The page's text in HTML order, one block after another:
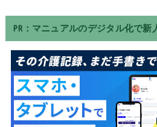
PR：マニュアルのデジタル化で新